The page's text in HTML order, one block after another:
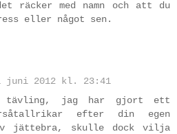
räcker med namn och att du
eller något sen.
juni 2012 kl. 23:41
tävling, jag har gjort ett
efter din egen
jättebra, skulle dock vilja